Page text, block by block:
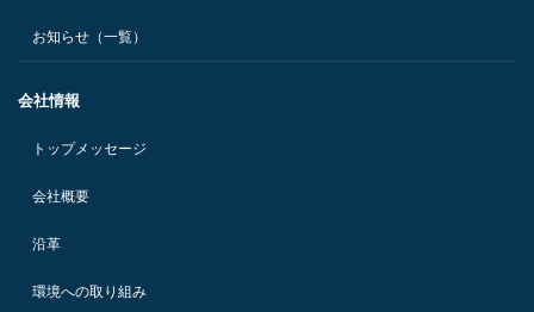
お知らせ（一覧）
会社情報
トップメッセージ
会社概要
沿革
環境への取り組み